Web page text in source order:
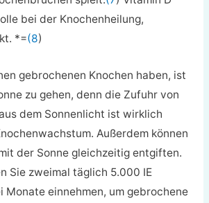
bei der Knochenheilung,
*=(8)
gebrochenen Knochen haben, ist
zu gehen, denn die Zufuhr von
dem Sonnenlicht ist wirklich
Außerdem können
der Sonne gleichzeitig entgiften.
Sie zweimal täglich 5.000 IE
Monate einnehmen, um gebrochene